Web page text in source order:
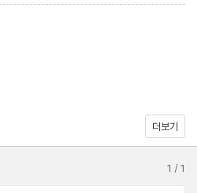
짐의 순간’을 날카롭고도 인간적으로
더보기
1 /1